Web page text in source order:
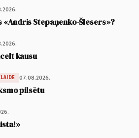
«Andris Stepaņenko-Šlesers»?
kausu
07.08.2026.
pilsētu